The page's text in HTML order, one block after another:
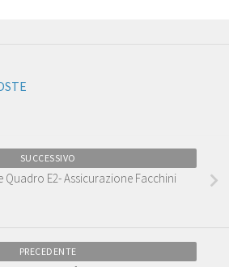
SUCCESSIVO
Quadro E2- Assicurazione Facchini
PRECEDENTE